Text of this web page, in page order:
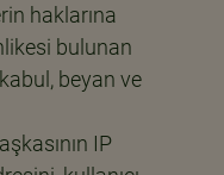
haklarına
bulunan
beyan ve
IP